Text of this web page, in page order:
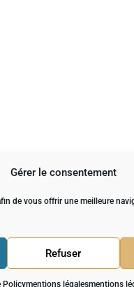
Gérer le consentement
de vous offrir une meilleure
Refuser
Policymentions légalesmentions